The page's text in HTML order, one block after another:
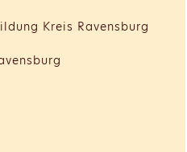
Kreis Ravensburg